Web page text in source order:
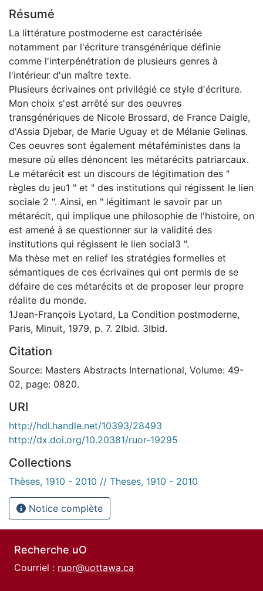
Résumé
La littérature postmoderne est caractérisée
notamment par l'écriture transgénérique définie
comme l'interpénétration de plusieurs genres à
l'intérieur d'un maître texte.
Plusieurs écrivaines ont privilégié ce style d'écriture.
Mon choix s'est arrêté sur des oeuvres
transgénériques de Nicole Brossard, de France Daigle,
d'Assia Djebar, de Marie Uguay et de Mélanie Gelinas.
Ces oeuvres sont également métaféministes dans la
mesure où elles dénoncent les métarécits patriarcaux.
Le métarécit est un discours de légitimation des "
règles du jeu1 " et " des institutions qui régissent le lien
sociale 2 ". Ainsi, en " légitimant le savoir par un
métarécit, qui implique une philosophie de l'histoire, on
est amené à se questionner sur la validité des
institutions qui régissent le lien social3 ".
Ma thèse met en relief les stratégies formelles et
sémantiques de ces écrivaines qui ont permis de se
défaire de ces métarécits et de proposer leur propre
réalite du monde.
1Jean-François Lyotard, La Condition postmoderne,
Paris, Minuit, 1979, p. 7. 2Ibid. 3Ibid.
Citation
Source: Masters Abstracts International, Volume: 49-
02, page: 0820.
URI
http://hdl.handle.net/10393/28493
http://dx.doi.org/10.20381/ruor-19295
Collections
Thèses, 1910 - 2010 // Theses, 1910 - 2010
Notice complète
Recherche uO
Courriel : ruor@uottawa.ca